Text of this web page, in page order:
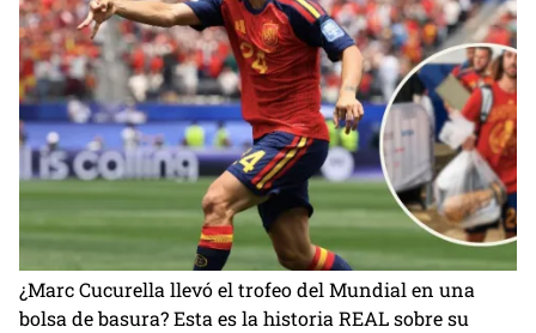
¿Marc Cucurella llevó el trofeo del Mundial en una
bolsa de basura? Esta es la historia REAL sobre su